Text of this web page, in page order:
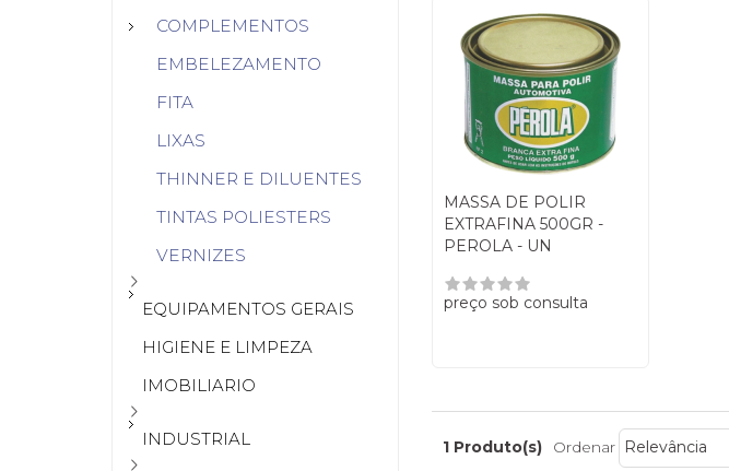
COMPLEMENTOS
EMBELEZAMENTO
FITA
LIXAS
THINNER E DILUENTES
TINTAS POLIESTERS
VERNIZES
EQUIPAMENTOS GERAIS
HIGIENE E LIMPEZA
IMOBILIARIO
INDUSTRIAL
MASSA DE POLIR
EXTRAFINA 500GR -
PEROLA - UN
preço sob consulta
1 Produto(s) Ordenar Relevância